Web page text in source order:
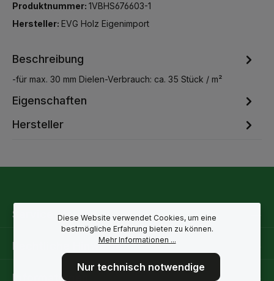
Produktnummer: 1VBHS676603-1
Hersteller: EVG Holz Eigenimport
Beschreibung
-für max. 30 mm Dielen-Verbrauch: ca. 35 Stück / m²
Eigenschaften
Hersteller
Service-Hotline
Rechtliche Hinweise
Informationen
Diese Website verwendet Cookies, um eine
bestmögliche Erfahrung bieten zu können.
Mehr Informationen ...
Nur technisch notwendige